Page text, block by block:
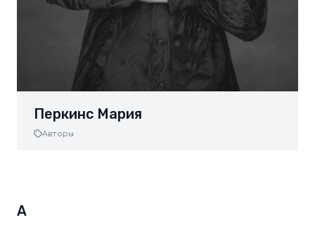
Перкинс Мария
Авторы
А